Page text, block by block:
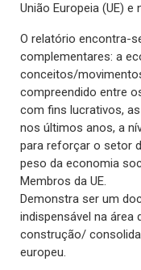
União Europeia (UE)
O relatório encontra-
complementares: a
conceitos/
compreendido entre
com fins lucrativos,
nos últimos anos, a
para reforçar o setor
peso da economia
Membros da UE.
Demonstra ser um
indispensável na área
construção/
europeu.